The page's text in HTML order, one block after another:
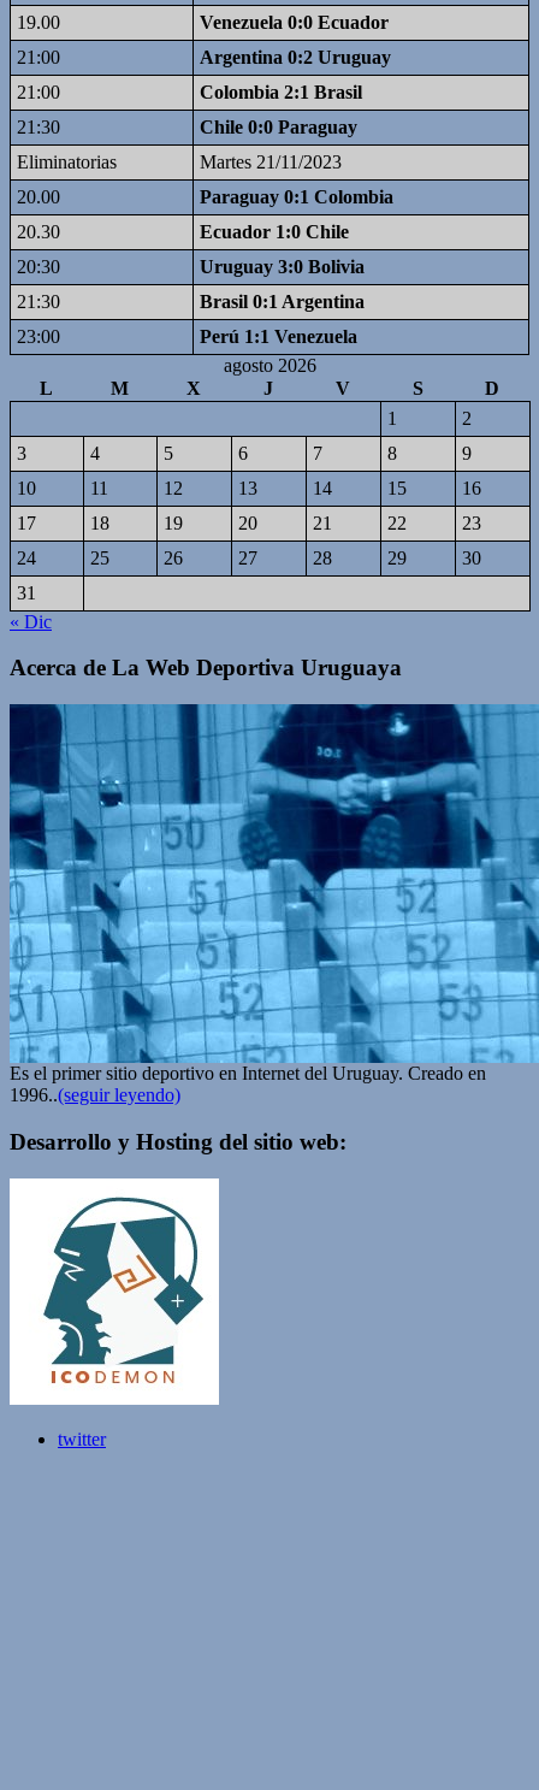
19.00
Venezuela 0:0 Ecuador
21:00
Argentina 0:2 Uruguay
21:00
Colombia 2:1 Brasil
21:30
Chile 0:0 Paraguay
Eliminatorias
Martes 21/11/2023
20.00
Paraguay 0:1 Colombia
20.30
Ecuador 1:0 Chile
20:30
Uruguay 3:0 Bolivia
21:30
Brasil 0:1 Argentina
23:00
Perú 1:1 Venezuela
agosto 2026
L
M X J V S
D
1
2
3
4 5 6 7 8
9
10
11 12 13 14 15
16
17
18 19 20 21 22
23
24
25 26 27 28 29
30
31
« Dic
Acerca de La Web Deportiva Uruguaya
Es el primer sitio deportivo en Internet del Uruguay. Creado en
1996..(seguir leyendo)
Desarrollo y Hosting del sitio web:
twitter